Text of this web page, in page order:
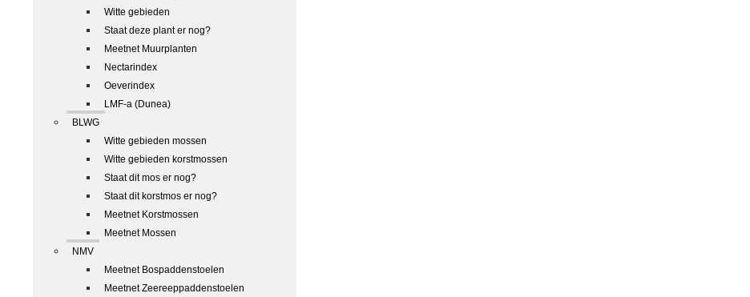
Witte gebieden
Staat deze plant er nog?
Meetnet Muurplanten
Nectarindex
Oeverindex
LMF-a (Dunea)
BLWG
Witte gebieden mossen
Witte gebieden korstmossen
Staat dit mos er nog?
Staat dit korstmos er nog?
Meetnet Korstmossen
Meetnet Mossen
NMV
Meetnet Bospaddenstoelen
Meetnet Zeereeppaddenstoelen